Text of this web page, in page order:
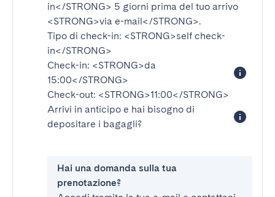
in</STRONG> 5 giorni prima del tuo arrivo
<STRONG>via e-mail</STRONG>.
Tipo di check-in: <STRONG>self check-
in</STRONG>
Check-in: <STRONG>da
15:00</STRONG>
Check-out: <STRONG>11:00</STRONG>
Arrivi in anticipo e hai bisogno di
depositare i bagagli?
Hai una domanda sulla tua
prenotazione?